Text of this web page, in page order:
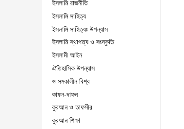
ইসলামি রাজনীতি
ইসলামি সাহিত্য
ইসলামি সাহিত্যঃ উপন্যাস
ইসলামি স্থাপত্য ও সংস্কৃতি
ইসলামী আইন
ঐতিহাসিক উপন্যাস
ও সমকালীন বিশ্ব
কাফন-দাফন
কুরআন ও তাফসীর
কুরআন শিক্ষা